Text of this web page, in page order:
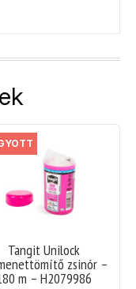
Tangit Unilock
zsinór –
m – H2079986